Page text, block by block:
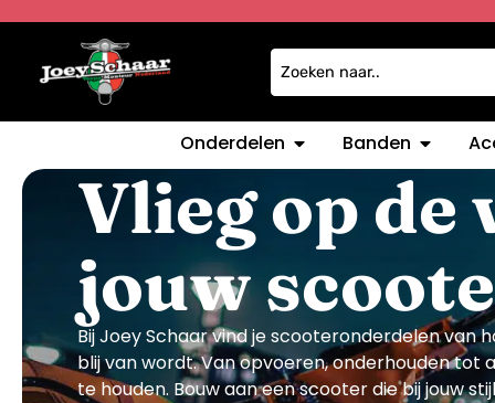
Onderdelen Banden
Vlieg op de
jouw
Bij Joey Schaar vind je scooteronderdelen van
blij van wordt. Van opvoeren, onderhouden tot
te houden. Bouw aan een scooter die bij jouw